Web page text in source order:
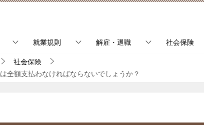
就業規則 解雇・退職 社会保険
社会保険
全額支払わなければならないでしょうか？